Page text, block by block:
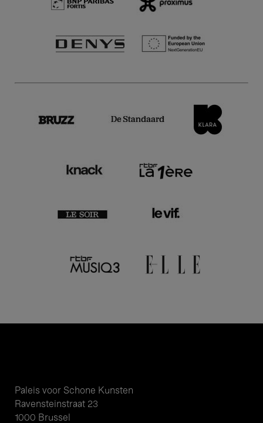
Paleis voor Schone Kunsten
Ravensteinstraat 23
1000 Brussel